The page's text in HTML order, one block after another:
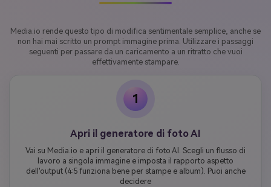
Media.io rende questo tipo di modifica sentimentale semplice, anche se
non hai mai scritto un prompt immagine prima. Utilizzare i passaggi
seguenti per passare da un caricamento a un ritratto che vuoi
effettivamente stampare.
1
Apri il generatore di foto AI
Vai su Media.io e apri il generatore di foto AI. Scegli un flusso di
lavoro a singola immagine e imposta il rapporto aspetto
dell'output (4:5 funziona bene per stampe e album). Puoi anche
decidere